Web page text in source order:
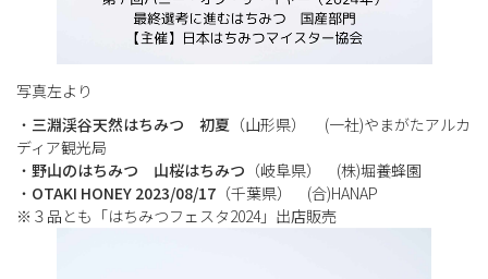
写真左より
・ 三淵渓谷天然はちみつ 初夏 （山形県） (一社)やまがたアルカ
ディア観光局
・ 野山のはちみつ 山桜はちみつ （岐阜県） (株)堀養蜂園
・ OTAKI HONEY 2023/08/17 （千葉県） (合)HANAP
※３品とも「はちみつフェスタ2024」出店販売